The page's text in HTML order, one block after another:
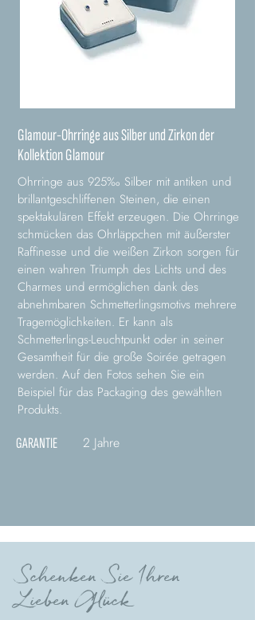
Glamour-Ohrringe aus Silber und Zirkon der
Kollektion Glamour
Ohrringe aus 925‰ Silber mit antiken und
brillantgeschliffenen Steinen, die einen
spektakulären Effekt erzeugen. Die Ohrringe
schmücken das Ohrläppchen mit äußerster
Raffinesse und die weißen Zirkon sorgen für
einen wahren Triumph des Lichts und des
Charmes und ermöglichen dank des
abnehmbaren Schmetterlingsmotivs mehrere
Tragemöglichkeiten. Er kann als
Schmetterlings-Leuchtpunkt oder in seiner
Gesamtheit für die große Soirée getragen
werden. Auf den Fotos sehen Sie ein
Beispiel für das Packaging des gewählten
Produkts.
GARANTIE 2 Jahre
Schenken Sie Ihren
Lieben Glück